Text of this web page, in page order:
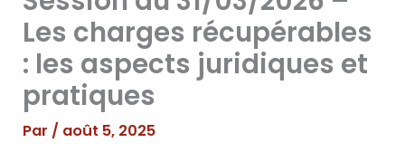
Les charges récupérables
: les aspects juridiques et
pratiques
Par / août 5, 2025